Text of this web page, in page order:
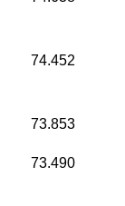
74.452
73.853
73.490